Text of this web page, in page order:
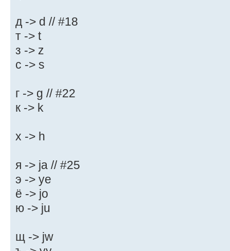
д -> d // #18
т -> t
з -> z
с -> s
г -> g // #22
к -> k
х -> h
я -> ja // #25
э -> ye
ё -> jo
ю -> ju
щ -> jw